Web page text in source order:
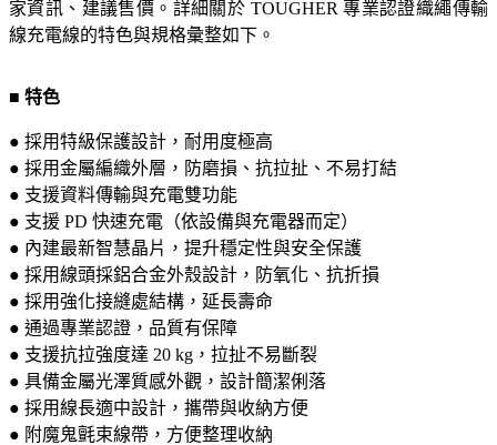
家資訊、建議售價。詳細關於 TOUGHER 專業認證織繩傳輸
線充電線的特色與規格彙整如下。
■ 特色
● 採用特級保護設計，耐用度極高
● 採用金屬編織外層，防磨損、抗拉扯、不易打結
● 支援資料傳輸與充電雙功能
● 支援 PD 快速充電（依設備與充電器而定）
● 內建最新智慧晶片，提升穩定性與安全保護
● 採用線頭採鋁合金外殼設計，防氧化、抗折損
● 採用強化接縫處結構，延長壽命
● 通過專業認證，品質有保障
● 支援抗拉強度達 20 kg，拉扯不易斷裂
● 具備金屬光澤質感外觀，設計簡潔俐落
● 採用線長適中設計，攜帶與收納方便
● 附魔鬼氈束線帶，方便整理收納